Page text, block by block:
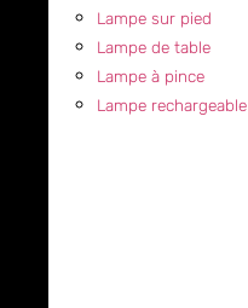
Lampe sur pied
Lampe de table
Lampe à pince
Lampe rechargeable